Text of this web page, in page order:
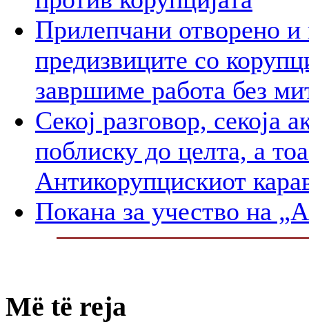
Прилепчани отворенo и
предизвиците со
завршиме работа без
Секој разговор, секоја
поблиску до целта, а
Антикорупцискиот
Покана за учество на
Më të reja